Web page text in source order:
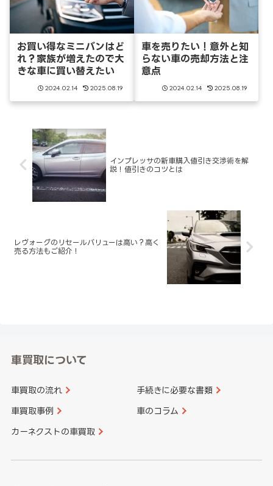
お買い得なミニバンはど
れ？家族が増えたので大
きな車に買い替えたい
2024.02.14 2025.08.19
車を売りたい！意外と知
らない車の売却方法と注
意点
2024.02.14 2025.08.19
インプレッサの新車購入値引き交渉術を解
説！値引きのコツとは
レヴォーグのリセールバリューは高い？高く
売る方法もご紹介！
車買取について
車買取の流れ 手続きに必要な書類
車買取事例 車のコラム
カーネクストの車買取